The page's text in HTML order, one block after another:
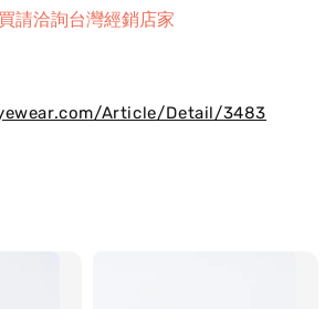
請洽詢台灣經銷店家
Article/Detail/3483